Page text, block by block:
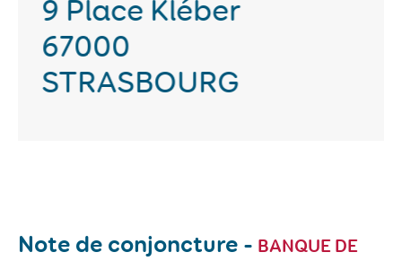
Grégoire BIASINI
PALOMAR
Note de conjoncture - BANQUE DE